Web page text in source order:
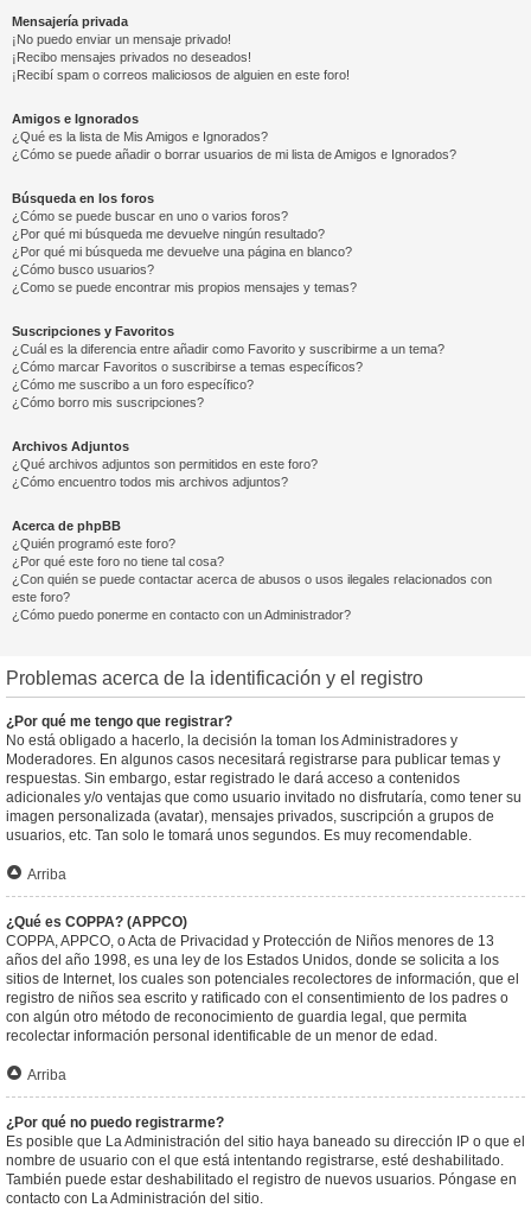
Mensajería privada
¡No puedo enviar un mensaje privado!
¡Recibo mensajes privados no deseados!
¡Recibí spam o correos maliciosos de alguien en este foro!
Amigos e Ignorados
¿Qué es la lista de Mis Amigos e Ignorados?
¿Cómo se puede añadir o borrar usuarios de mi lista de Amigos e Ignorados?
Búsqueda en los foros
¿Cómo se puede buscar en uno o varios foros?
¿Por qué mi búsqueda me devuelve ningún resultado?
¿Por qué mi búsqueda me devuelve una página en blanco?
¿Cómo busco usuarios?
¿Como se puede encontrar mis propios mensajes y temas?
Suscripciones y Favoritos
¿Cuál es la diferencia entre añadir como Favorito y suscribirme a un tema?
¿Cómo marcar Favoritos o suscribirse a temas específicos?
¿Cómo me suscribo a un foro específico?
¿Cómo borro mis suscripciones?
Archivos Adjuntos
¿Qué archivos adjuntos son permitidos en este foro?
¿Cómo encuentro todos mis archivos adjuntos?
Acerca de phpBB
¿Quién programó este foro?
¿Por qué este foro no tiene tal cosa?
¿Con quién se puede contactar acerca de abusos o usos ilegales relacionados con
este foro?
¿Cómo puedo ponerme en contacto con un Administrador?
Problemas acerca de la identificación y el registro
¿Por qué me tengo que registrar?
No está obligado a hacerlo, la decisión la toman los Administradores y
Moderadores. En algunos casos necesitará registrarse para publicar temas y
respuestas. Sin embargo, estar registrado le dará acceso a contenidos
adicionales y/o ventajas que como usuario invitado no disfrutaría, como tener su
imagen personalizada (avatar), mensajes privados, suscripción a grupos de
usuarios, etc. Tan solo le tomará unos segundos. Es muy recomendable.
Arriba
¿Qué es COPPA? (APPCO)
COPPA, APPCO, o Acta de Privacidad y Protección de Niños menores de 13
años del año 1998, es una ley de los Estados Unidos, donde se solicita a los
sitios de Internet, los cuales son potenciales recolectores de información, que el
registro de niños sea escrito y ratificado con el consentimiento de los padres o
con algún otro método de reconocimiento de guardia legal, que permita
recolectar información personal identificable de un menor de edad.
Arriba
¿Por qué no puedo registrarme?
Es posible que La Administración del sitio haya baneado su dirección IP o que el
nombre de usuario con el que está intentando registrarse, esté deshabilitado.
También puede estar deshabilitado el registro de nuevos usuarios. Póngase en
contacto con La Administración del sitio.